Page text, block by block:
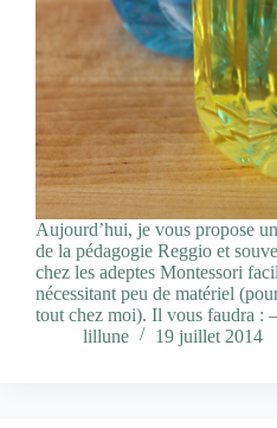
Aujourd’hui, je vous propose
de la pédagogie Reggio et
chez les adeptes Montessori
nécessitant peu de matériel
tout chez moi). Il vous faudra :
lillune
19 juillet 2014